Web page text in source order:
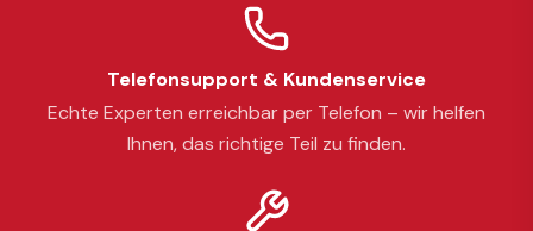
Telefonsupport & Kundenservice
Echte Experten erreichbar per Telefon – wir helfen
Ihnen, das richtige Teil zu finden.